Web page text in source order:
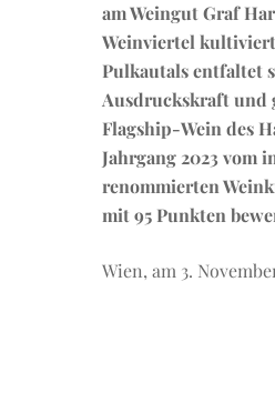
am Weingut Graf
Weinviertel
Pulkautals entfaltet
Ausdruckskraft und
Flagship-Wein des
Jahrgang 2023 vom
renommierten
mit 95 Punkten
Wien, am 3.